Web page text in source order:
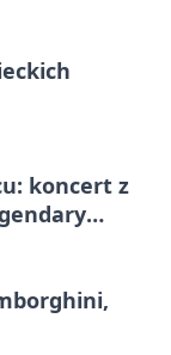
koncert z